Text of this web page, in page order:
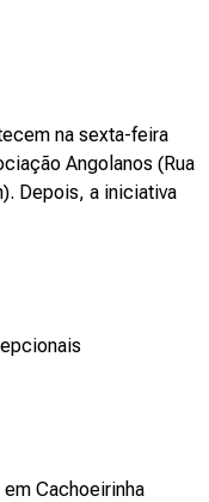
na sexta-feira
Angolanos (Rua
Depois, a iniciativa
Cachoeirinha